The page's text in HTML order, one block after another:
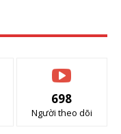
698
Người theo dõi